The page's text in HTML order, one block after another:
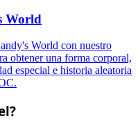
World
World con nuestro
obtener una forma corporal,
especial e historia aleatoria